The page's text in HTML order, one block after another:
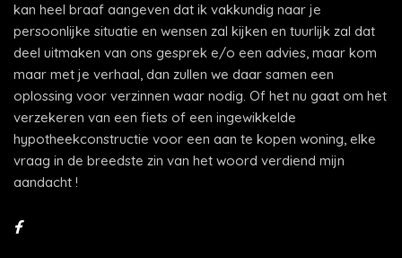
kan heel braaf aangeven dat ik vakkundig naar je
persoonlijke situatie en wensen zal kijken en tuurlijk zal dat
deel uitmaken van ons gesprek e/o een advies, maar kom
maar met je verhaal, dan zullen we daar samen een
oplossing voor verzinnen waar nodig. Of het nu gaat om het
verzekeren van een fiets of een ingewikkelde
hypotheekconstructie voor een aan te kopen woning, elke
vraag in de breedste zin van het woord verdiend mijn
aandacht !